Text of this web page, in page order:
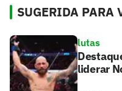
SUGERIDA PARA
lutas
liderar